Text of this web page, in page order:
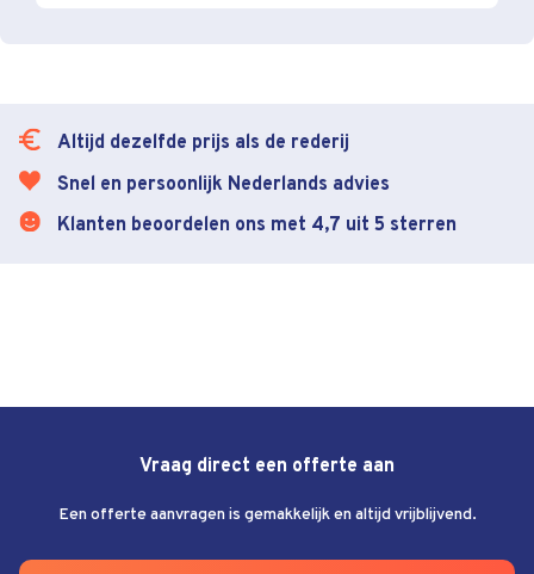
Altijd dezelfde prijs als de rederij
Snel en persoonlijk Nederlands advies
Klanten beoordelen ons met 4,7 uit 5 sterren
Vraag direct een offerte aan
Een offerte aanvragen is gemakkelijk en altijd vrijblijvend.